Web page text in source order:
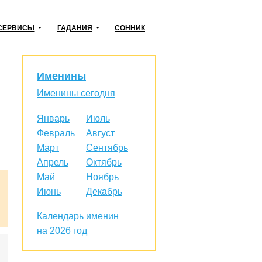
ГАДАНИЯ СОННИК
Именины
Именины сегодня
Январь
Февраль
Март
Апрель
Май
Июнь
Июль
Август
Сентябрь
Октябрь
Ноябрь
Декабрь
Календарь именин
на 2026 год